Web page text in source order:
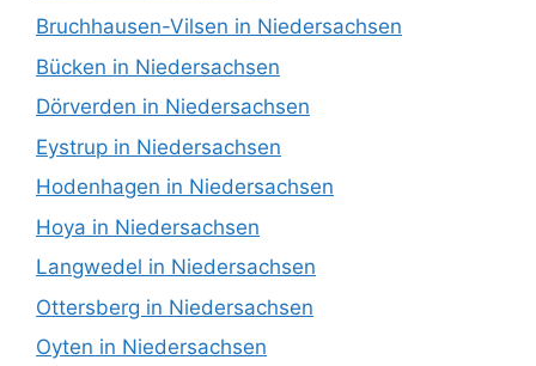
Bruchhausen-Vilsen in Niedersachsen
Bücken in Niedersachsen
Dörverden in Niedersachsen
Eystrup in Niedersachsen
Hodenhagen in Niedersachsen
Hoya in Niedersachsen
Langwedel in Niedersachsen
Ottersberg in Niedersachsen
Oyten in Niedersachsen